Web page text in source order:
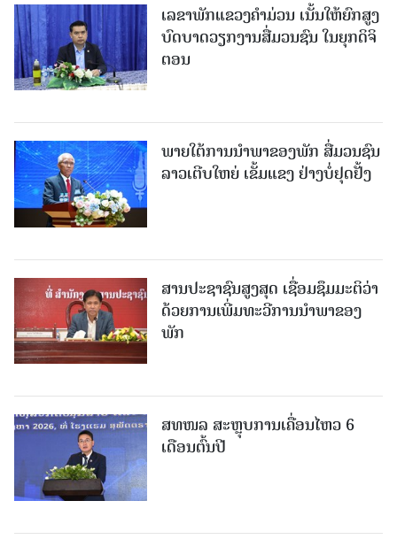
ເລຂາພັກແຂວງຄໍາມ່ວນ ເນັ້ນໃຫ້ຍົກສູງ
ບົດບາດວຽກງານສື່ມວນຊົນ ໃນຍຸກດິຈິ
ຕອນ
ພາຍໃຕ້ການນໍາພາຂອງພັກ ສື່ມວນຊົນ
ລາວເຕີບໃຫຍ່ ເຂັ້ມແຂງ ຢ່າງບໍ່ຢຸດຢັ້ງ
ສານປະຊາຊົນສູງສຸດ ເຊື່ອມຊຶມມະຕິວ່າ
ດ້ວຍການເພີ່ມທະວີການນຳພາຂອງ
ພັກ
ສທໜລ ສະຫຼຸບການເຄື່ອນໄຫວ 6
ເດືອນຕົ້ນປີ